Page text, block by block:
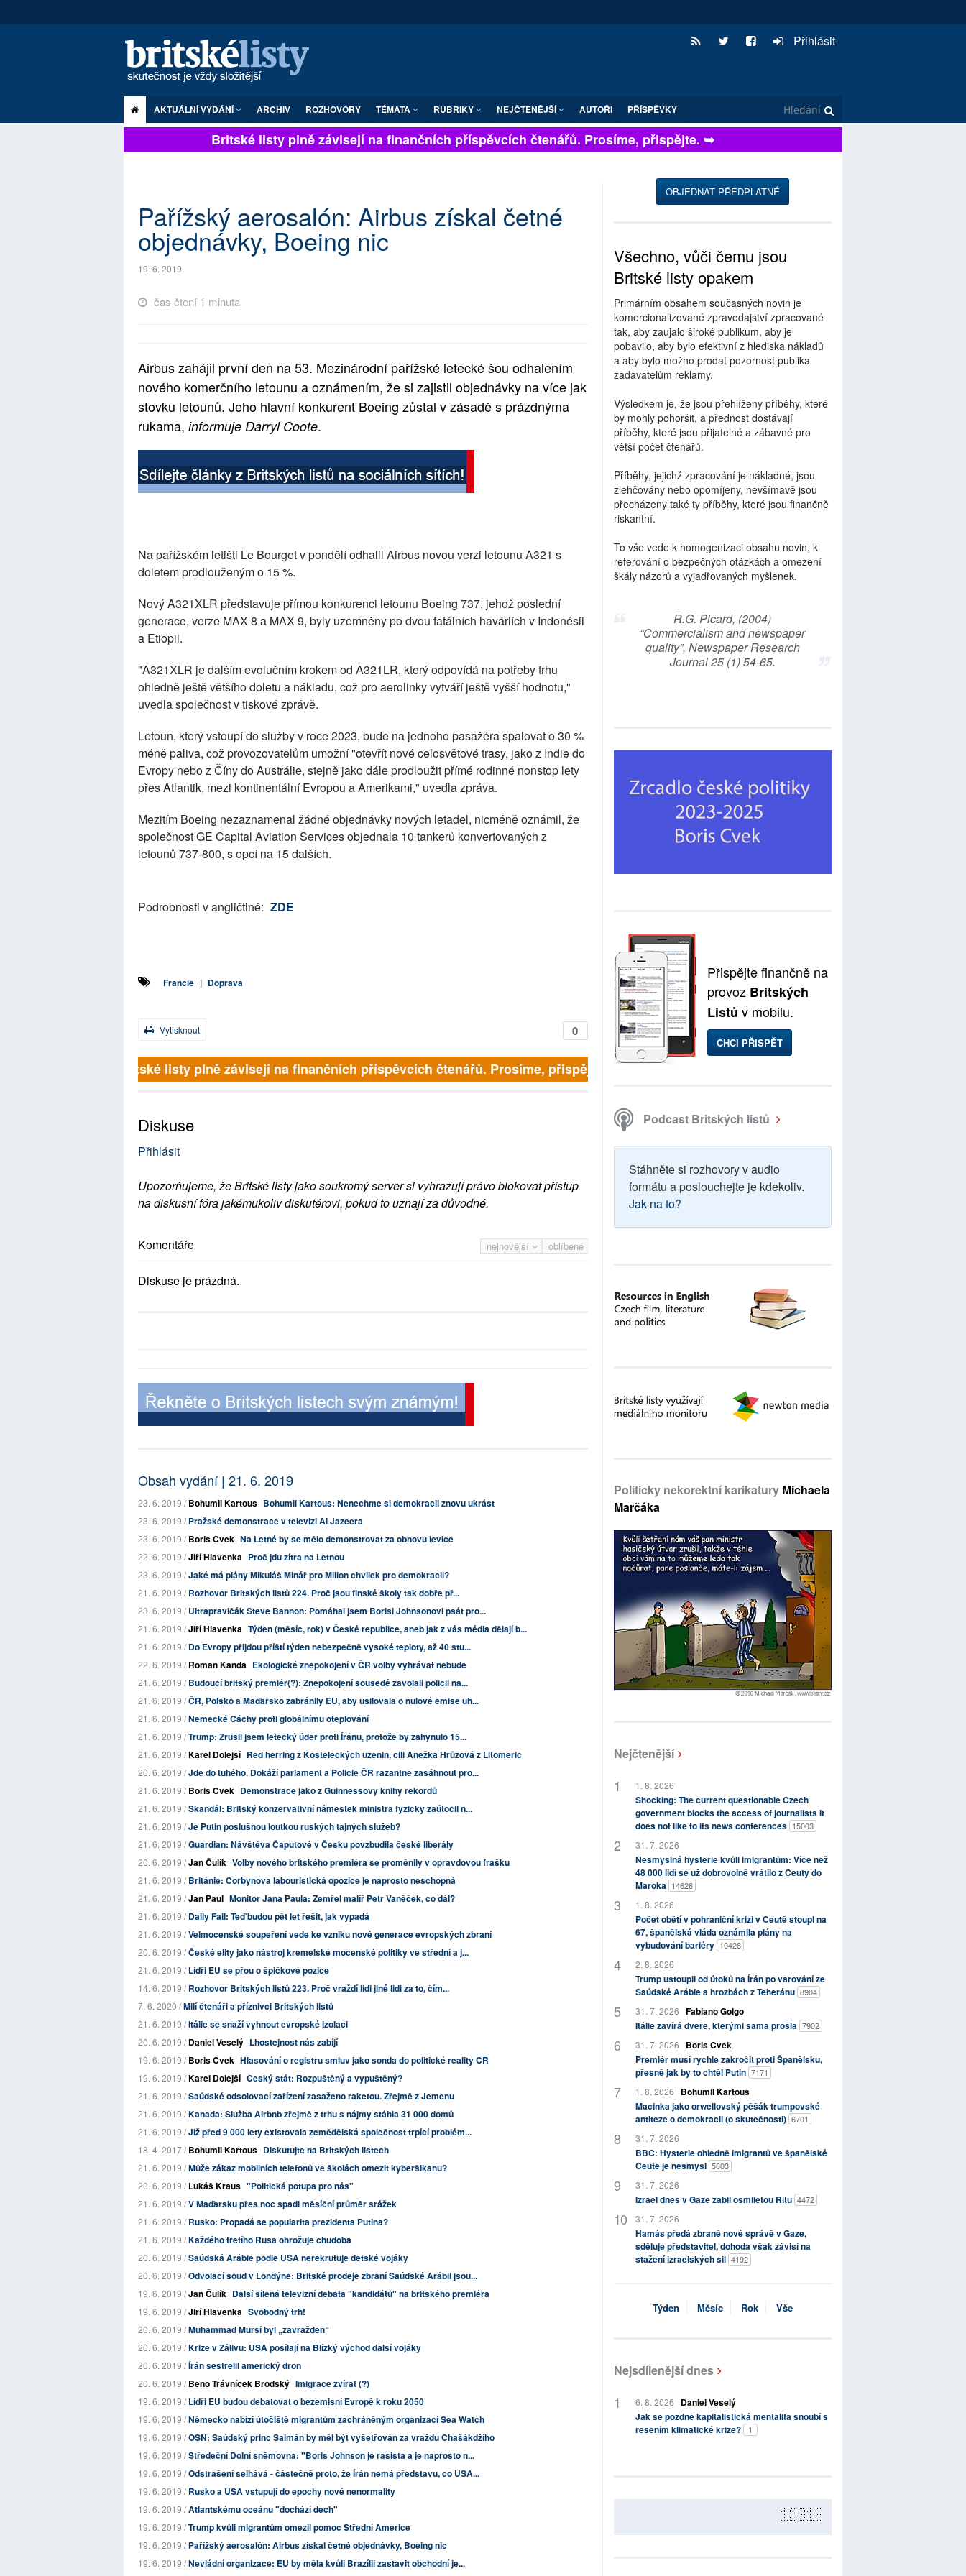
Přihlásit
AKTUÁLNÍ VYDÁNÍ ARCHIV ROZHOVORY TÉMATA RUBRIKY NEJČTENĚJŠÍ AUTOŘI PŘÍSPĚVKY
Britské listy plně závisejí na finančních příspěvcích čtenářů. Prosíme, přispějte. ➥
Pařížský aerosalón: Airbus získal četné
objednávky, Boeing nic
19. 6. 2019
čas čtení 1 minuta
Airbus zahájil první den na 53. Mezinárodní pařížské letecké šou odhalením
nového komerčního letounu a oznámením, že si zajistil objednávky na více jak
stovku letounů. Jeho hlavní konkurent Boeing zůstal v zásadě s prázdnýma
rukama, informuje Darryl Coote.
Na pařížském letišti Le Bourget v pondělí odhalil Airbus novou verzi letounu A321 s
doletem prodlouženým o 15 %.
Nový A321XLR představuje přímou konkurenci letounu Boeing 737, jehož poslední
generace, verze MAX 8 a MAX 9, byly uzemněny po dvou fatálních haváriích v Indonésii
a Etiopii.
"A321XLR je dalším evolučním krokem od A321LR, který odpovídá na potřeby trhu
ohledně ještě většího doletu a nákladu, což pro aerolinky vytváří ještě vyšší hodnotu,"
uvedla společnost v tiskové zprávě.
Letoun, který vstoupí do služby v roce 2023, bude na jednoho pasažéra spalovat o 30 %
méně paliva, což provozovatelům umožní "otevřít nové celosvětové trasy, jako z Indie do
Evropy nebo z Číny do Austrálie, stejně jako dále prodloužit přímé rodinné nonstop lety
přes Atlantik, mezi kontinentální Evropou a Amerikami," uvedla zpráva.
Mezitím Boeing nezaznamenal žádné objednávky nových letadel, nicméně oznámil, že
společnost GE Capital Aviation Services objednala 10 tankerů konvertovaných z
letounů 737-800, s opcí na 15 dalších.
Podrobnosti v angličtině: ZDE
Francie | Doprava
0
Vytisknout
Britské listy plně závisejí na finančních příspěvcích čtenářů. Prosíme, přispějte. ➥
Diskuse
Přihlásit
Upozorňujeme, že Britské listy jako soukromý server si vyhrazují právo blokovat přístup
na diskusní fóra jakémukoliv diskutérovi, pokud to uznají za důvodné.
nejnovější oblíbené
Komentáře
Diskuse je prázdná.
Obsah vydání | 21. 6. 2019
23. 6. 2019 /Bohumil Kartous Bohumil Kartous: Nenechme si demokracii znovu ukrást
23. 6. 2019 /Pražské demonstrace v televizi Al Jazeera
23. 6. 2019 /Boris Cvek Na Letné by se mělo demonstrovat za obnovu levice
22. 6. 2019 /Jiří Hlavenka Proč jdu zítra na Letnou
23. 6. 2019 /Jaké má plány Mikuláš Minář pro Milion chvilek pro demokracii?
21. 6. 2019 /Rozhovor Britských listů 224. Proč jsou finské školy tak dobře př...
23. 6. 2019 /Ultrapravičák Steve Bannon: Pomáhal jsem Borisi Johnsonovi psát pro...
21. 6. 2019 /Jiří Hlavenka Týden (měsíc, rok) v České republice, aneb jak z vás média dělají b...
21. 6. 2019 /Do Evropy přijdou příští týden nebezpečně vysoké teploty, až 40 stu...
22. 6. 2019 /Roman Kanda Ekologické znepokojení v ČR volby vyhrávat nebude
21. 6. 2019 /Budoucí britský premiér(?): Znepokojení sousedé zavolali policii na...
21. 6. 2019 /ČR, Polsko a Maďarsko zabránily EU, aby usilovala o nulové emise uh...
21. 6. 2019 /Německé Cáchy proti globálnímu oteplování
21. 6. 2019 /Trump: Zrušil jsem letecký úder proti Íránu, protože by zahynulo 15...
21. 6. 2019 /Karel Dolejší Red herring z Kosteleckých uzenin, čili Anežka Hrůzová z Litoměřic
20. 6. 2019 /Jde do tuhého. Dokáží parlament a Policie ČR razantně zasáhnout pro...
21. 6. 2019 /Boris Cvek Demonstrace jako z Guinnessovy knihy rekordů
21. 6. 2019 /Skandál: Britský konzervativní náměstek ministra fyzicky zaútočil n...
21. 6. 2019 /Je Putin poslušnou loutkou ruských tajných služeb?
21. 6. 2019 /Guardian: Návštěva Čaputové v Česku povzbudila české liberály
20. 6. 2019 /Jan Čulík Volby nového britského premiéra se proměnily v opravdovou frašku
21. 6. 2019 /Británie: Corbynova labouristická opozice je naprosto neschopná
21. 6. 2019 /Jan Paul Monitor Jana Paula: Zemřel malíř Petr Vaněček, co dál?
21. 6. 2019 /Daily Fail: Teď budou pět let řešit, jak vypadá
21. 6. 2019 /Velmocenské soupeření vede ke vzniku nové generace evropských zbraní
20. 6. 2019 /České elity jako nástroj kremelské mocenské politiky ve střední a j...
21. 6. 2019 /Lídři EU se přou o špičkové pozice
14. 6. 2019 /Rozhovor Britských listů 223. Proč vraždí lidi jiné lidi za to, čím...
7. 6. 2020 /Milí čtenáři a příznivci Britských listů
21. 6. 2019 /Itálie se snaží vyhnout evropské izolaci
20. 6. 2019 /Daniel Veselý Lhostejnost nás zabíjí
19. 6. 2019 /Boris Cvek Hlasování o registru smluv jako sonda do politické reality ČR
19. 6. 2019 /Karel Dolejší Český stát: Rozpuštěný a vypuštěný?
21. 6. 2019 /Saúdské odsolovací zařízení zasaženo raketou. Zřejmě z Jemenu
21. 6. 2019 /Kanada: Služba Airbnb zřejmě z trhu s nájmy stáhla 31 000 domů
21. 6. 2019 /Již před 9 000 lety existovala zemědělská společnost trpící problém...
18. 4. 2017 /Bohumil Kartous Diskutujte na Britských listech
21. 6. 2019 /Může zákaz mobilních telefonů ve školách omezit kyberšikanu?
20. 6. 2019 /Lukáš Kraus "Politická potupa pro nás"
21. 6. 2019 /V Maďarsku přes noc spadl měsíční průměr srážek
21. 6. 2019 /Rusko: Propadá se popularita prezidenta Putina?
21. 6. 2019 /Každého třetího Rusa ohrožuje chudoba
20. 6. 2019 /Saúdská Arábie podle USA nerekrutuje dětské vojáky
20. 6. 2019 /Odvolací soud v Londýně: Britské prodeje zbraní Saúdské Arábii jsou...
19. 6. 2019 /Jan Čulík Další šílená televizní debata "kandidátů" na britského premiéra
19. 6. 2019 /Jiří Hlavenka Svobodný trh!
20. 6. 2019 /Muhammad Mursí byl „zavražděn“
20. 6. 2019 /Krize v Zálivu: USA posílají na Blízký východ další vojáky
20. 6. 2019 /Írán sestřelil americký dron
20. 6. 2019 /Beno Trávníček Brodský Imigrace zvířat (?)
19. 6. 2019 /Lídři EU budou debatovat o bezemisní Evropě k roku 2050
19. 6. 2019 /Německo nabízí útočiště migrantům zachráněným organizací Sea Watch
19. 6. 2019 /OSN: Saúdský princ Salmán by měl být vyšetřován za vraždu Chašákdžího
19. 6. 2019 /Středeční Dolní sněmovna: "Boris Johnson je rasista a je naprosto n...
19. 6. 2019 /Odstrašení selhává - částečně proto, že Írán nemá představu, co USA...
19. 6. 2019 /Rusko a USA vstupují do epochy nové nenormality
19. 6. 2019 /Atlantskému oceánu "dochází dech"
19. 6. 2019 /Trump kvůli migrantům omezil pomoc Střední Americe
19. 6. 2019 /Pařížský aerosalón: Airbus získal četné objednávky, Boeing nic
19. 6. 2019 /Nevládní organizace: EU by měla kvůli Brazílii zastavit obchodní je...
OBJEDNAT PŘEDPLATNÉ
Všechno, vůči čemu jsou
Britské listy opakem
Primárním obsahem současných novin je
komercionalizované zpravodajství zpracované
tak, aby zaujalo široké publikum, aby je
pobavilo, aby bylo efektivní z hlediska nákladů
a aby bylo možno prodat pozornost publika
zadavatelům reklamy.
Výsledkem je, že jsou přehlíženy příběhy, které
by mohly pohoršit, a přednost dostávají
příběhy, které jsou přijatelné a zábavné pro
větší počet čtenářů.
Příběhy, jejichž zpracování je nákladné, jsou
zlehčovány nebo opomíjeny, nevšímavě jsou
přecházeny také ty příběhy, které jsou finančně
riskantní.
To vše vede k homogenizaci obsahu novin, k
referování o bezpečných otázkách a omezení
škály názorů a vyjadřovaných myšlenek.
R.G. Picard, (2004)
“Commercialism and newspaper
quality”, Newspaper Research
Journal 25 (1) 54-65.
Přispějte finančně na
provoz Britských
Listů v mobilu.
CHCI PŘISPĚT
Podcast Britských listů
Stáhněte si rozhovory v audio
formátu a poslouchejte je kdekoliv.
Jak na to?
Politicky nekorektní karikatury Michaela
Marčáka
Nejčtenější
1. 8. 2026
Shocking: The current questionable Czech
government blocks the access of journalists it
does not like to its news conferences 15003
31. 7. 2026
Nesmyslná hysterie kvůli imigrantům: Více než
48 000 lidí se už dobrovolně vrátilo z Ceuty do
Maroka 14626
1. 8. 2026
Počet obětí v pohraniční krizi v Ceutě stoupl na
67, španělská vláda oznámila plány na
vybudování bariéry 10428
2. 8. 2026
Trump ustoupil od útoků na Írán po varování ze
Saúdské Arábie a hrozbách z Teheránu 8904
31. 7. 2026 Fabiano Golgo
Itálie zavírá dveře, kterými sama prošla 7902
31. 7. 2026
Boris Cvek
Premiér musí rychle zakročit proti Španělsku,
přesně jak by to chtěl Putin 7171
1. 8. 2026
Bohumil Kartous
Macinka jako orwellovský pěšák trumpovské
antiteze o demokracii (o skutečnosti) 6701
31. 7. 2026
BBC: Hysterie ohledně imigrantů ve španělské
Ceutě je nesmysl 5803
31. 7. 2026
Izrael dnes v Gaze zabil osmiletou Ritu 4472
31. 7. 2026
Hamás předá zbraně nové správě v Gaze,
sděluje představitel, dohoda však závisí na
stažení izraelských sil 4192
Týden Měsíc Rok Vše
Nejsdílenější dnes
6. 8. 2026
Daniel Veselý
Jak se pozdně kapitalistická mentalita snoubí s
řešením klimatické krize?
1
12018